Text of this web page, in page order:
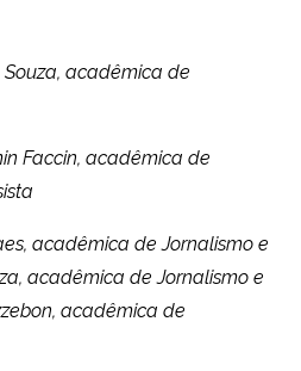
acadêmica de
Faccin, acadêmica de
acadêmica de Jornalismo e
acadêmica de Jornalismo e
acadêmica de